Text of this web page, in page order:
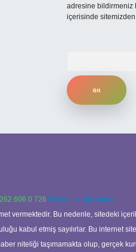
adresine bildirmeniz
içerisinde sitemizden
606 0 726 Telegram: @karabul
vermektedir. Bu nedenle, sitedeki
kabul etmiş sayılırlar. Bu internet
niteliği taşımamakta olup, gerçek